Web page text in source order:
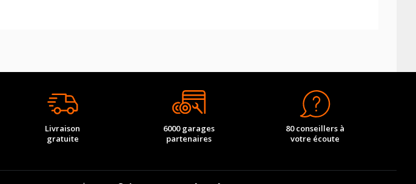
Livraison
gratuite
6000 garages
partenaires
80 conseillers à
votre écoute